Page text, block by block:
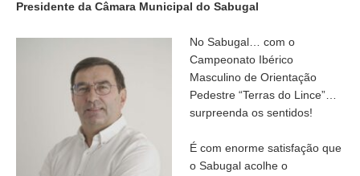
Presidente da Câmara Municipal do Sabugal
No Sabugal… com o
Campeonato Ibérico
Masculino de Orientação
Pedestre “Terras do Lince”…
surpreenda os sentidos!
É com enorme satisfação que
o Sabugal acolhe o